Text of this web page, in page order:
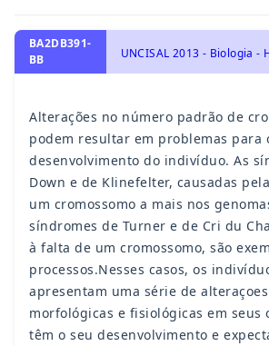
BA2DB391-
BB
Alterações no número padrão de
podem resultar em problemas para
desenvolvimento do indivíduo. As
Down e de Klinefelter, causadas
um cromossomo a mais nos
síndromes de Turner e de Cri du
à falta de um cromossomo, são
processos.Nesses casos, os
apresentam uma série de
morfológicas e fisiológicas em seus
têm o seu desenvolvimento e